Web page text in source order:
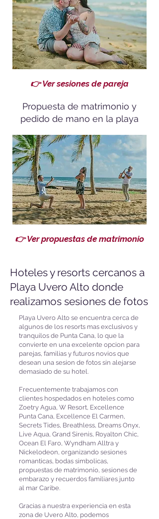
👉 Ver sesiones de pareja
Propuesta de matrimonio y
pedido de mano en la playa
👉 Ver propuestas de matrimonio
Hoteles y resorts cercanos a
Playa Uvero Alto donde
realizamos sesiones de fotos
Playa Uvero Alto se encuentra cerca de
algunos de los resorts mas exclusivos y
tranquilos de Punta Cana, lo que la
convierte en una excelente opcion para
parejas, familias y futuros novios que
desean una sesion de fotos sin alejarse
demasiado de su hotel.
Frecuentemente trabajamos con
clientes hospedados en hoteles como
Zoetry Agua, W Resort, Excellence
Punta Cana, Excellence El Carmen,
Secrets Tides, Breathless, Dreams Onyx,
Live Aqua, Grand Sirenis, Royalton Chic,
Ocean El Faro, Wyndham Alltra y
Nickelodeon, organizando sesiones
romanticas, bodas simbolicas,
propuestas de matrimonio, sesiones de
embarazo y recuerdos familiares junto
al mar Caribe.
Gracias a nuestra experiencia en esta
zona de Uvero Alto, podemos